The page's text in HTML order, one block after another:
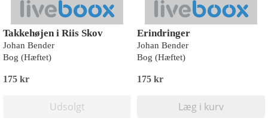
Takkehøjen i Riis Skov
Johan Bender
Bog (Hæftet)
175 kr
Udsolgt
Erindringer
Johan Bender
Bog (Hæftet)
175 kr
Læg i kurv